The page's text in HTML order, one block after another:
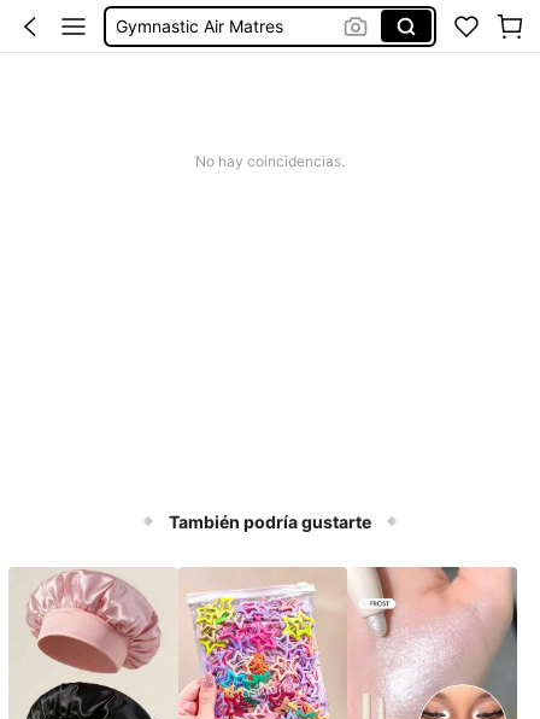
Gymnastic Air Matres
No hay coincidencias.
También podría gustarte